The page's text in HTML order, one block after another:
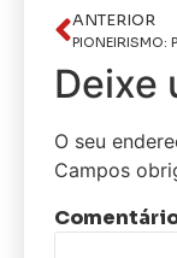
ANTERIOR
Deixe
O seu
Campos